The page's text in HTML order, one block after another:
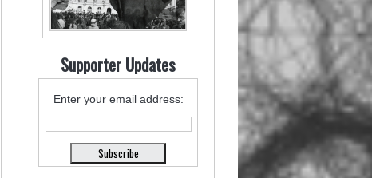
Supporter Updates
Enter your email address: